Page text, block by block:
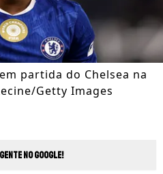
partida do Chelsea na
Getty Images
no Google!